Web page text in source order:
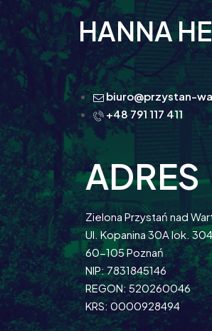
HANNA
biuro@przystan-
+48 791 117 411
ADRES
Zielona Przystań nad
Ul. Kopanina 30A lok. 304
60-105 Poznań
NIP: 7831845146
REGON: 520260046
KRS: 0000928494